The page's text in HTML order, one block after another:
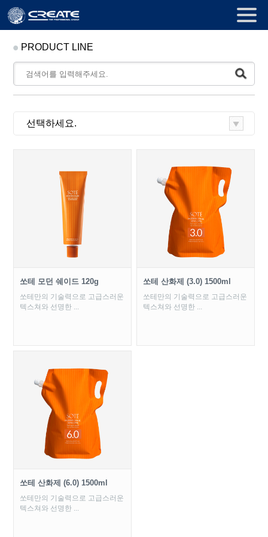
PRODUCT LINE
쏘테 모던 쉐이드 120g
쏘테만의 기술력으로 고급스러운
텍스쳐와 선명한 ...
쏘테 산화제 (3.0) 1500ml
쏘테만의 기술력으로 고급스러운
텍스쳐와 선명한 ...
쏘테 산화제 (6.0) 1500ml
쏘테만의 기술력으로 고급스러운
텍스쳐와 선명한 ...